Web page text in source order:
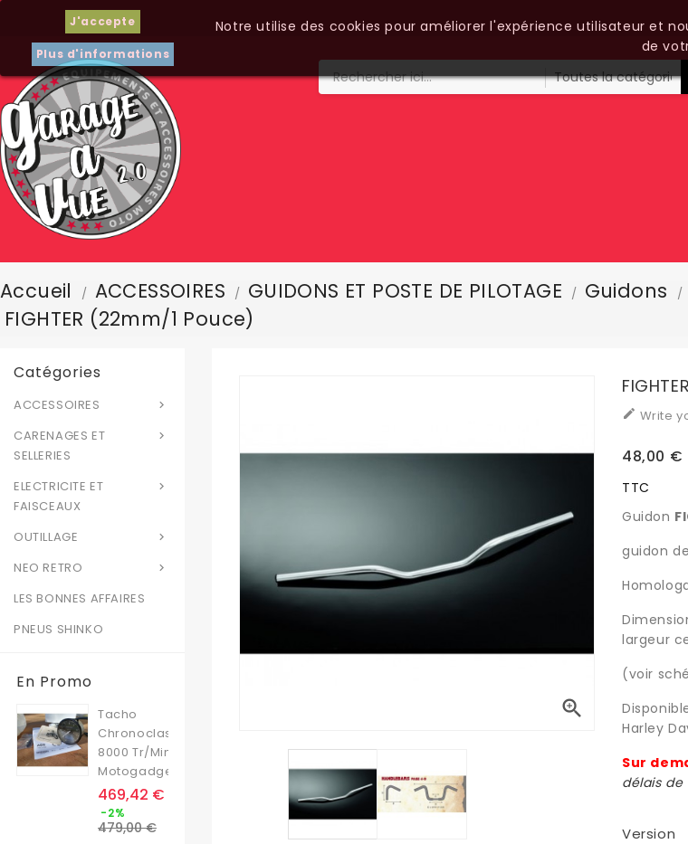
J'accepte
Plus d'informations
Notre utilise des cookies pour améliorer l'expérience utilisateur et
de
Accueil ACCESSOIRES GUIDONS ET POSTE DE PILOTAGE Guidons
FIGHTER (22mm/1 Pouce)
Catégories

ACCESSOIRES

CARENAGES ET
SELLERIES

ELECTRICITE ET
FAISCEAUX

OUTILLAGE

NEO RETRO
LES BONNES AFFAIRES
PNEUS SHINKO
En Promo
Tacho
Chronoclassic
8000 Tr/min
Motogadget
Prix
469,42 €
-2%
de
479,00 €

 Write
48,00 €
TTC
Guidon
guidon
largeur
(voir
Harley
Sur
délais de
Version